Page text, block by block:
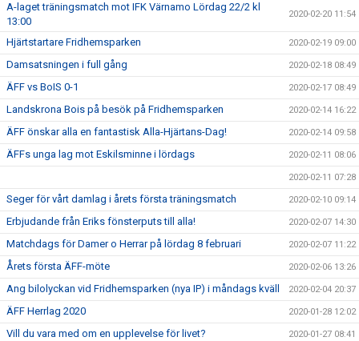
A-laget träningsmatch mot IFK Värnamo Lördag 22/2 kl
13:00
2020-02-20 11:54
Hjärtstartare Fridhemsparken 2020-02-19 09:00
Damsatsningen i full gång 2020-02-18 08:49
ÄFF vs BoIS 0-1 2020-02-17 08:49
Landskrona Bois på besök på Fridhemsparken 2020-02-14 16:22
ÄFF önskar alla en fantastisk Alla-Hjärtans-Dag! 2020-02-14 09:58
ÄFFs unga lag mot Eskilsminne i lördags 2020-02-11 08:06
2020-02-11 07:28
Seger för vårt damlag i årets första träningsmatch 2020-02-10 09:14
Erbjudande från Eriks fönsterputs till alla! 2020-02-07 14:30
Matchdags för Damer o Herrar på lördag 8 februari 2020-02-07 11:22
Årets första ÄFF-möte 2020-02-06 13:26
Ang bilolyckan vid Fridhemsparken (nya IP) i måndags kväll 2020-02-04 20:37
ÄFF Herrlag 2020 2020-01-28 12:02
Vill du vara med om en upplevelse för livet? 2020-01-27 08:41